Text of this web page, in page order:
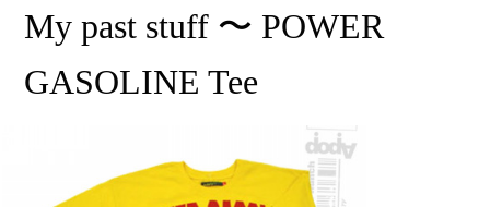
My past stuff 〜 POWER
GASOLINE Tee